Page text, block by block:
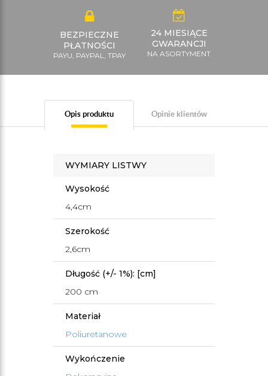
BEZPIECZNE
PŁATNOŚCI
PAYU, PAYPAL, TPAY
24 MIESIĄCE
GWARANCJI
NA ASORTYMENT
Opis produktu Opinie klientów
WYMIARY LISTWY
Wysokość
4,4cm
Szerokość
2,6cm
Długość (+/- 1%): [cm]
200 cm
Materiał
Poliuretanowe
Wykończenie